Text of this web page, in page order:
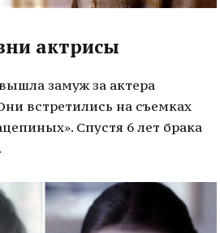
актрисы
замуж за актера
встретились на съемках
Спустя 6 лет брака